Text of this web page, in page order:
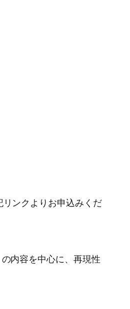
ンクよりお申込みくだ
内容を中心に、再現性